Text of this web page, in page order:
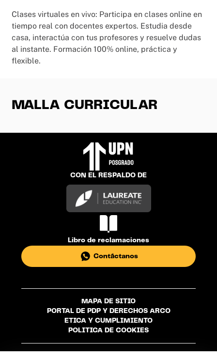
Clases virtuales en vivo: Participa en clases online en
tiempo real con docentes expertos. Estudia desde
casa, interactúa con tus profesores y resuelve dudas
al instante. Formación 100% online, práctica y
flexible.
MALLA CURRICULAR
Libro de reclamaciones
Contáctanos
CON EL RESPALDO DE
MAPA DE SITIO
PORTAL DE PDP Y DERECHOS ARCO
ETICA Y CUMPLIMIENTO
POLITICA DE COOKIES